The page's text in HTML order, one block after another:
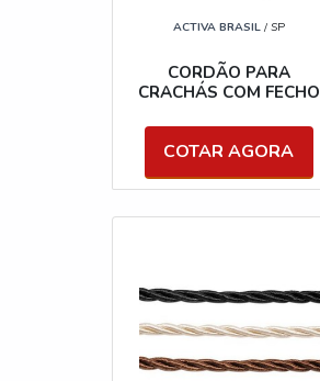
ACTIVA BRASIL/ SP
CORDÃO PARA
CRACHÁS COM FECHO
COTAR AGORA